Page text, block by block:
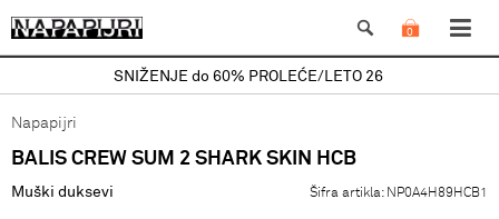
0
SNIŽENJE do 60% PROLEĆE/LETO 26
Napapijri
BALIS CREW SUM 2 SHARK SKIN HCB
Muški duksevi Šifra artikla: NP0A4H89HCB1